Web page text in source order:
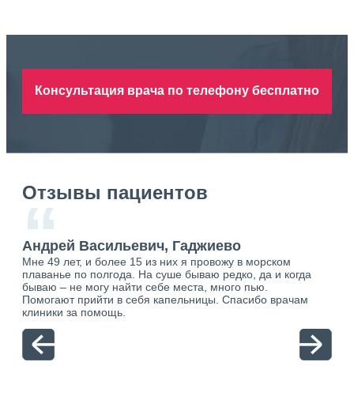
Консультация врача по телефону бесплатно
Отзывы пациентов
“
Андрей Васильевич, Гаджиево
Мне 49 лет, и более 15 из них я провожу в морском
плаванье по полгода. На суше бываю редко, да и когда
бываю – не могу найти себе места, много пью.
Помогают прийти в себя капельницы. Спасибо врачам
клиники за помощь.